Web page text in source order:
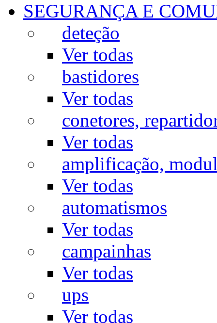
SEGURANÇA E
deteção
Ver todas
bastidores
Ver todas
conetores,
Ver todas
amplificação,
Ver todas
automatismos
Ver todas
campainhas
Ver todas
ups
Ver todas